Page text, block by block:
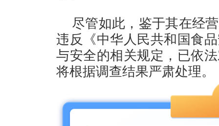
尽管如此，鉴于其在经
违反《中华人民共和国食
与安全的相关规定，已依
将根据调查结果严肃处理。